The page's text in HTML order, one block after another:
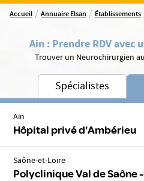
Accueil / Annuaire Elsan / Établissements
Ain : Prendre RDV avec
Trouver un Neurochirurgien
Spécialistes
Ain
Hôpital privé d'Ambérieu
Saône-et-Loire
Polyclinique Val de Saône